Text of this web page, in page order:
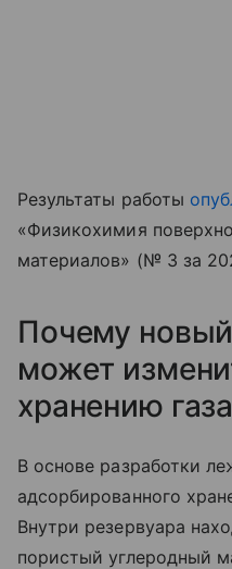
Результаты работы
«Физикохимия
материалов» (№ 3 за
Почему
может
хранению газа
В основе разработки
адсорбированного
Внутри резервуара
пористый углеродный